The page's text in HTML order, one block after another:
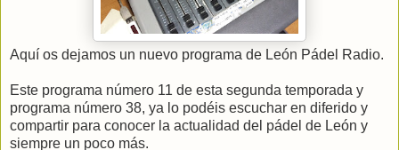
Aquí os dejamos un nuevo programa de León Pádel Radio.
Este programa número 11 de esta segunda temporada y
programa número 38, ya lo podéis escuchar en diferido y
compartir para conocer la actualidad del pádel de León y
siempre un poco más.